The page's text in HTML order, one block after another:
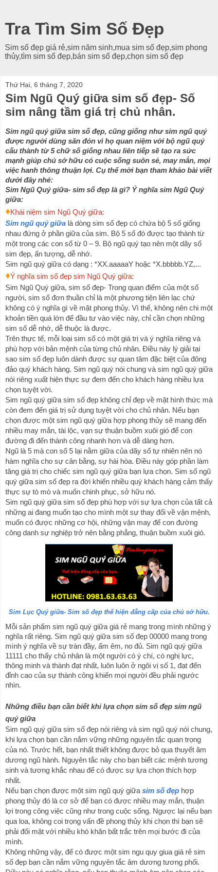
Tra Tìm Sim Số Đẹp
Sim số đẹp giá rẻ,sim năm sinh,mua sim số đẹp,sim phong
thủy,tìm sim số đẹp,bán sim số đẹp,chọn sim số đẹp
Thứ Hai, 6 tháng 7, 2020
Sim Ngũ Quý giữa sim số đẹp- Số
sim nâng tầm giá trị chủ nhân.
Sim ngũ quý giữa sim số đẹp, cũng giống như sim ngũ quý
được người dùng săn đón vì họ quan niệm với bộ ngũ quý
cấu thành từ 5 chữ số giống nhau liên tiếp sẽ tạo ra sức
mạnh giúp chủ sở hữu có cuộc sống suôn sẻ, may mắn, mọi
việc hanh thông thuận lợi. Cụ thể mời bạn tham khảo bài viết
dưới đây nhé:
Sim Ngũ Quý giữa- sim số đẹp là gì? Ý nghĩa sim Ngũ Quý
giữa:
♦Khái niệm sim Ngũ Quý giữa:
Sim ngũ quý giữa là dòng sim số đẹp có chứa bộ 5 số giống
nhau đứng ở phần giữa của sim. Bộ 5 số đó được tạo thành từ
một trong các con số từ 0 – 9. Bộ ngũ quý tạo nên một dãy số
sim đẹp, ấn tượng, dễ nhớ.
Sim ngũ quý giữa có dạng : *XX.aaaaaY hoặc *X.bbbbb.YZ,...
♦Ý nghĩa sim số đẹp sim Ngũ Quý giữa:
Sim Ngũ Quý giữa, sim số đẹp- Trong quan điểm của một số
người, sim số đơn thuần chỉ là một phương tiện liên lạc chứ
không có ý nghĩa gì về mặt phong thủy. Vì thế, không nên chi một
khoản tiền quá lớn để đầu tư vào việc này, chỉ cần chọn những
sim số dễ nhớ, dễ thuộc là được.
Trên thực tế, mỗi loại sim số có một giá trị và ý nghĩa riêng và
phù hợp với bản mệnh của từng chủ nhân. Điều này lý giải tại
sao sim số đẹp luôn dành được sự quan tâm đặc biệt của đông
đảo quý khách hàng. Sim ngũ quý nói chung và sim ngũ quý giữa
nói riêng xuất hiện thực sự đem đến cho khách hàng nhiều lựa
chọn tuyệt vời.
Sim ngũ quý giữa sim số đẹp không chỉ đẹp về mặt hình thức mà
còn đem đến giá trị sử dụng tuyệt vời cho chủ nhân. Nếu bạn
chọn được một sim ngũ quý giữa hợp phong thủy sẽ mang đến
nhiều may mắn, tài lộc, vạn sự thuận buồm xuôi gió để con
đường đi đến thành công nhanh hơn và dễ dàng hơn.
Ngũ là 5 mà con số 5 lại nằm giữa của dãy số tự nhiên nên nó
hàm nghĩa cho sự cân bằng, sự hài hòa. Điều này góp phần làm
tăng giá trị cho chiếc sim ngũ quý giữa bạn lựa chọn. Sim số ngũ
quý giữa sim số đẹp ra đời khiến nhiều quý khách hàng cảm thấy
thực sự tò mò và muốn chinh phục, sở hữu nó.
Sim ngũ quý giữa sim số đẹp phù hợp với sự lựa chọn của tất cả
những ai đang muốn tạo cho mình một sự thay đổi về vận mệnh,
muốn có được những cơ hội, những vận may để con đường
công danh sự nghiệp trở nên bằng phẳng, thuận buồm xuôi gió.
Sim Lục Quý giữa- Sim số đẹp thể hiện đẳng cấp của chủ sở hữu.
Mỗi sản phẩm sim ngũ quý giữa giá rẻ mang trong mình những ý
nghĩa rất riêng. Sim ngũ quý giữa sim số đẹp 00000 mang trong
mình ý nghĩa về sự tràn đầy, ấm êm, no đủ. Sim ngũ quý giữa
11111 cho thấy chủ nhân là một người có ý chí, có nghị lực,
thông minh và thành đạt nhất, luôn luôn ở ngôi vị số 1, đạt đến
đỉnh cao của sự thành công khiến mọi người đều phải ngước
nhìn.
Những điều bạn cần biết khi lựa chọn sim số đẹp sim ngũ
quý giữa
Sim ngũ quý giữa sim số đẹp nói riêng và sim ngũ quý nói chung,
khi lựa chọn bạn cần nắm vững những nguyên tắc quan trọng
của nó. Trước hết, bạn nhất thiết không được bỏ qua thuyết âm
dương ngũ hành. Nguyên tắc này cho bạn biết các mệnh tương
sinh và tương khắc nhau để có được sự lựa chọn thích hợp
nhất.
Nếu bạn chọn được một sim ngũ quý giữa sim số đẹp hợp
phong thủy đó là cơ sở để bạn có được nhiều may mắn, thuận
lợi trong công việc cũng như trong cuộc sống. Ngược lại nếu bạn
qua loa, không coi trọng vấn đề phong thủy khi chọn thì bạn sẽ
phải đối mặt với nhiều khó khăn bất trắc trên mọi bước đi của
mình.
Không những vậy, để có được một sim ngu quy giua giá rẻ sim
số đẹp bạn cần nắm vững nguyên tắc âm dương tương phối.